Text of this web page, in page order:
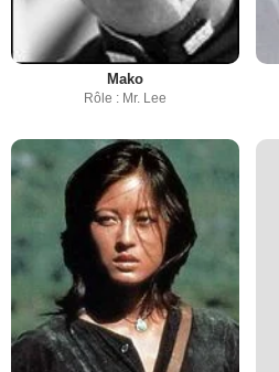
Mako
Rôle : Mr. Lee